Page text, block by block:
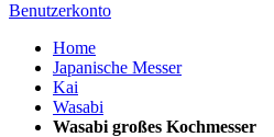
Benutzerkonto
Home
Japanische Messer
Kai
Wasabi
Wasabi großes Kochmesser